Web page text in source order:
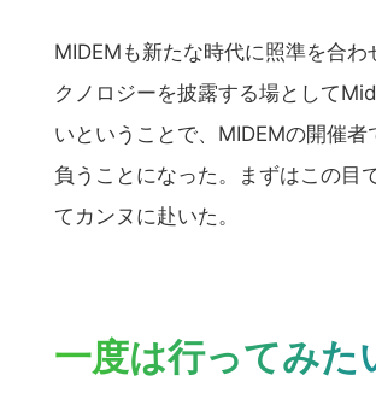
MIDEMも新たな時代に照準を合
クノロジーを披露する場として
いということで、MIDEMの開催
負うことになった。まずはこの目
てカンヌに赴いた。
一度は行ってみた